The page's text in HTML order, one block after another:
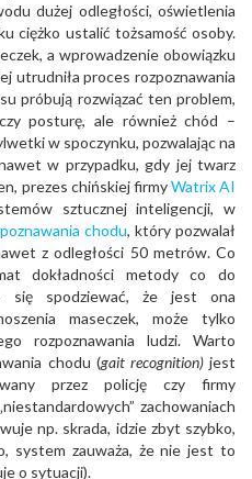
dużej odległości, oświetlenia
ciężko ustalić tożsamość osoby.
a wprowadzenie obowiązku
utrudniła proces rozpoznawania
próbują rozwiązać ten problem,
posturę, ale również chód –
w spoczynku, pozwalając na
w przypadku, gdy jej twarz
prezes chińskiej firmyWatrix AI
sztucznej inteligencji, w
chodu, który pozwalał
z odległości 50 metrów. Co
dokładności metody co do
się spodziewać, że jest ona
maseczek, może tylko
rozpoznawania ludzi. Warto
chodu (gait recognition)jest
przez policję czy firmy
zachowaniach
np. skrada, idzie zbyt szybko,
system zauważa, że nie jest to
o sytuacji).